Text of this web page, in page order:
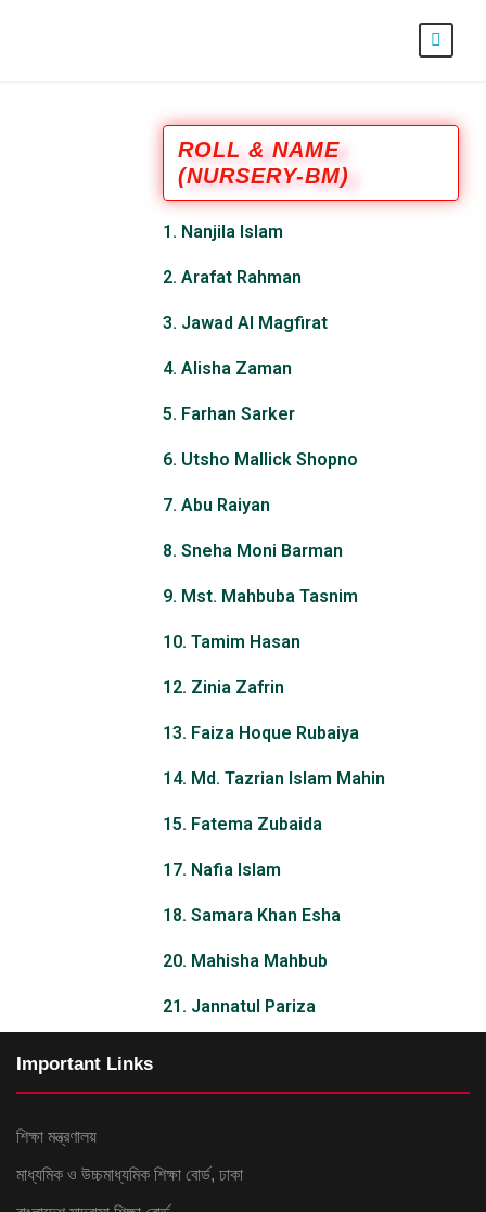
ROLL & NAME
(NURSERY-BM)
1. Nanjila Islam
2. Arafat Rahman
3. Jawad Al Magfirat
4. Alisha Zaman
5. Farhan Sarker
6. Utsho Mallick Shopno
7. Abu Raiyan
8. Sneha Moni Barman
9. Mst. Mahbuba Tasnim
10. Tamim Hasan
12. Zinia Zafrin
13. Faiza Hoque Rubaiya
14. Md. Tazrian Islam Mahin
15. Fatema Zubaida
17. Nafia Islam
18. Samara Khan Esha
20. Mahisha Mahbub
21. Jannatul Pariza
Important Links
শিক্ষা মন্ত্রণালয়
মাধ্যমিক ও উচ্চমাধ্যমিক শিক্ষা বোর্ড, ঢাকা